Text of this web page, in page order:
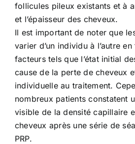
follicules pileux existants et à
et l’épaisseur des cheveux.
Il est important de noter que
varier d’un individu à l’autre
facteurs tels que l’état initial
cause de la perte de cheveux
individuelle au traitement.
nombreux patients constatent
visible de la densité capillaire
cheveux après une série de
PRP.